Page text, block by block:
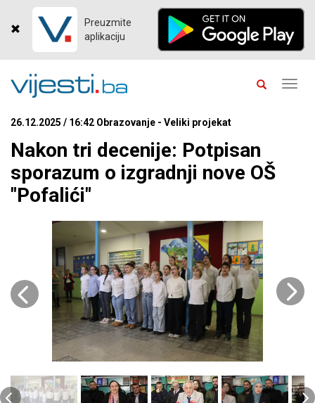
Preuzmite
aplikaciju
26.12.2025 / 16:42 Obrazovanje - Veliki projekat
Nakon tri decenije: Potpisan
sporazum o izgradnji nove OŠ
"Pofalići"